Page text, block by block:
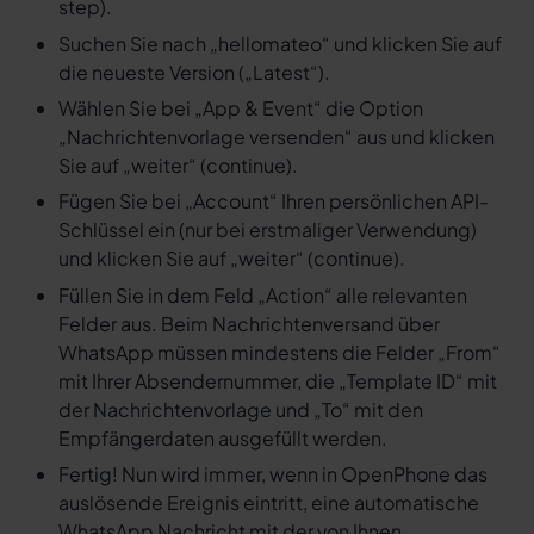
step).
Suchen Sie nach „hellomateo“ und klicken Sie auf
die neueste Version („Latest“).
Wählen Sie bei „App & Event“ die Option
„Nachrichtenvorlage versenden“ aus und klicken
Sie auf „weiter“ (continue).
Fügen Sie bei „Account“ Ihren persönlichen API-
Schlüssel ein (nur bei erstmaliger Verwendung)
und klicken Sie auf „weiter“ (continue).
Füllen Sie in dem Feld „Action“ alle relevanten
Felder aus. Beim Nachrichtenversand über
WhatsApp müssen mindestens die Felder „From“
mit Ihrer Absendernummer, die „Template ID“ mit
der Nachrichtenvorlage und „To“ mit den
Empfängerdaten ausgefüllt werden.
Fertig! Nun wird immer, wenn in OpenPhone das
auslösende Ereignis eintritt, eine automatische